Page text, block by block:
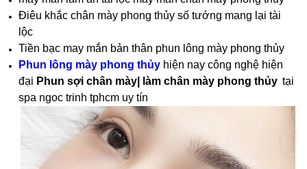
Điêu khắc chân mày phong thủy số tướng mang lại tài
lộc
Tiền bạc may mắn bản thân phun lông mày phong thủy
Phun lông mày phong thủy hiện nay công nghệ hiện
đại Phun sợi chân mày| làm chân mày phong thủy tại
spa ngoc trinh tphcm uy tín